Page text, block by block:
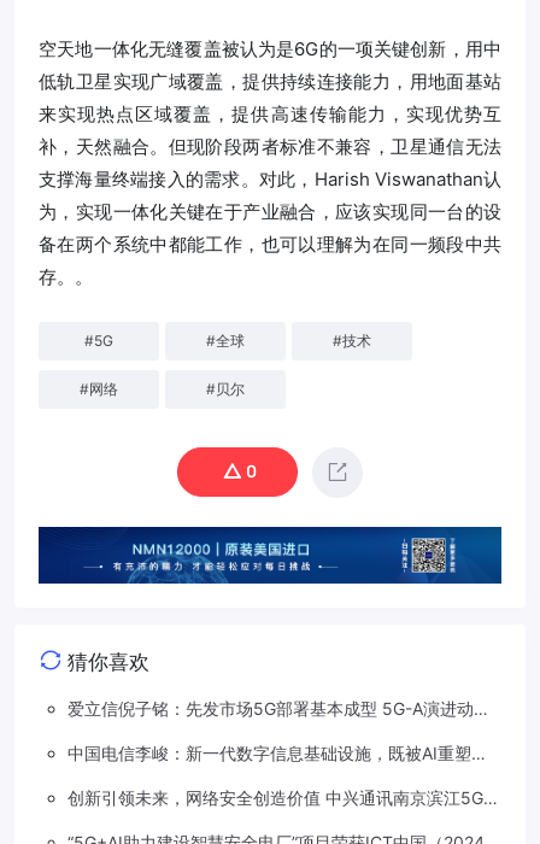
空天地一体化无缝覆盖被认为是6G的一项关键创新，用中
低轨卫星实现广域覆盖，提供持续连接能力，用地面基站
来实现热点区域覆盖，提供高速传输能力，实现优势互
补，天然融合。但现阶段两者标准不兼容，卫星通信无法
支撑海量终端接入的需求。对此，Harish Viswanathan认
为，实现一体化关键在于产业融合，应该实现同一台的设
备在两个系统中都能工作，也可以理解为在同一频段中共
存。。
#5G #全球 #技术
#网络 #贝尔
0
猜你喜欢
爱立信倪子铭：先发市场5G部署基本成型 5G-A演进动能
中国电信李峻：新一代数字信息基础设施，既被AI重塑，
创新引领未来，网络安全创造价值 中兴通讯南京滨江5G工